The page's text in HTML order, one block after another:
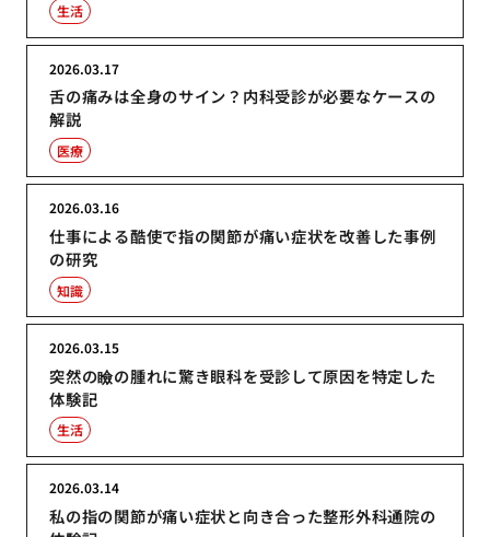
生活
舌の痛みは全身のサイン？内科受診が必要なケースの
解説
2026.03.17
医療
仕事による酷使で指の関節が痛い症状を改善した事例
の研究
2026.03.16
知識
突然の瞼の腫れに驚き眼科を受診して原因を特定した
体験記
2026.03.15
生活
私の指の関節が痛い症状と向き合った整形外科通院の
2026.03.14